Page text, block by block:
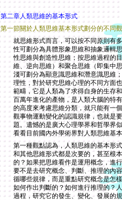
第二章人類思維的基本形式
第一節關於人類思維基本形式劃分的不同
就思維形式而言，可以按不同原則有
性可劃分為具體形象思維和抽象邏輯
性思維與創造性思維；按思維過程的
維、逆向思維）和聚合思維（即集中
淺可劃分為顯意識思維和潛意識思
理性，對於研究思維心理的不同方面
範疇，它是人類為了求得自身的生存
百萬年進化的產物，是人類大腦的特
的高度來考慮思維分類，就只能有
觀事物運動變化的認識規律，也就是
題。遺憾的是廣大心理學界和哲學界
看看目前國內外學術界對人類思維基
第一種觀點認為，人類思維的基本形
和其他思維形式都是次要的，甚至根
的？如果把思維看作是運用概念，進
要不是去研究概念、判斷、推理的內
循哪些規律，而是重點研究概念是怎
如何作出判斷的？如何進行推理的？
過程，研究它的發生、變化、發展的